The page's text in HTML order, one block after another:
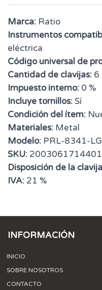
Marca: Ratio
Instrumentos
eléctrica
Código universal de
Cantidad de clavijas: 6
Impuesto interno: 0 %
Incluye tornillos:Sí
Condición del ítem:
Materiales: Metal
Modelo: PRL-8341-
SKU:
Disposición de la
IVA: 21 %
INFORMACIÓN
INICIO
SOBRE NOSOTROS
CONTACTO